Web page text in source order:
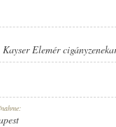
Kayser Elemér